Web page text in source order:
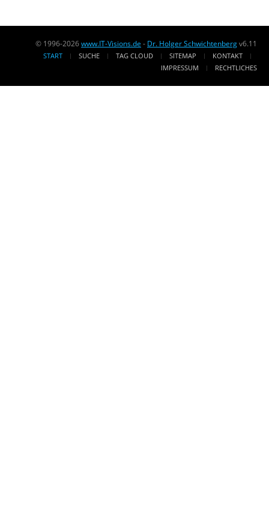
© 1996-2026www.IT-Visions.de - Dr. Holger Schwichtenbergv6.11
START SUCHE TAG CLOUD SITEMAP
KONTAKT
IMPRESSUM
RECHTLICHES